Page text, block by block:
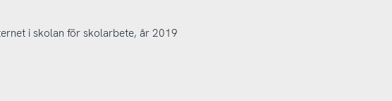
i skolan för skolarbete, år 2019